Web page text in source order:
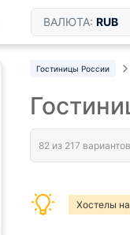
ВАЛЮТА: RUB
Гостиницы России
Хостелы